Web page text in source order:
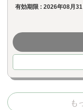
有効期限 : 2026年08月31
も